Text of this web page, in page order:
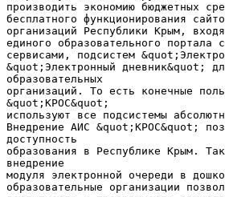
производить экономию бюджетных
бесплатного функционирования
организаций Республики Крым,
единого образовательного портала
сервисами, подсистем
&quot;Электронный дневник&quot;
образовательных
организаций. То есть конечные
&quot;КРОС&quot;
используют все подсистемы
Внедрение АИС &quot;КРОС&quot;
доступность
образования в Республике Крым.
внедрение
модуля электронной очереди в
образовательные организации